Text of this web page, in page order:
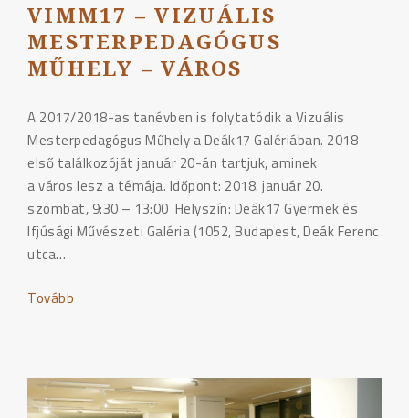
VIMM17 – VIZUÁLIS
MESTERPEDAGÓGUS
MŰHELY – VÁROS
A 2017/2018-as tanévben is folytatódik a Vizuális
Mesterpedagógus Műhely a Deák17 Galériában. 2018
első találkozóját január 20-án tartjuk, aminek
a város lesz a témája. Időpont: 2018. január 20.
szombat, 9:30 – 13:00 Helyszín: Deák17 Gyermek és
Ifjúsági Művészeti Galéria (1052, Budapest, Deák Ferenc
utca…
Tovább
Műhely
–